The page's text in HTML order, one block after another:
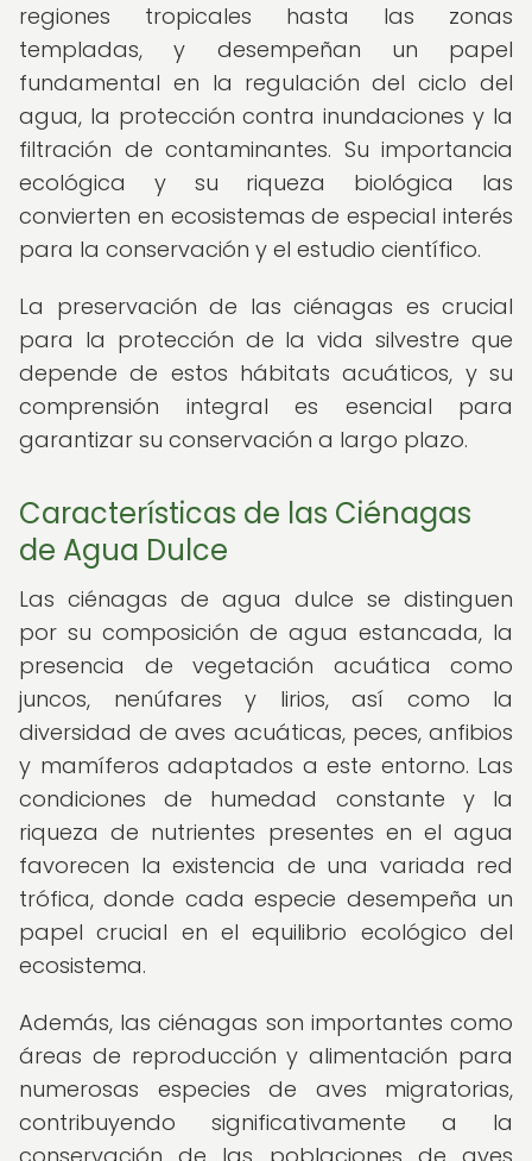
regiones tropicales hasta las zonas
templadas, y desempeñan un papel
fundamental en la regulación del ciclo del
agua, la protección contra inundaciones y la
filtración de contaminantes. Su importancia
ecológica y su riqueza biológica las
convierten en ecosistemas de especial interés
para la conservación y el estudio científico.
La preservación de las ciénagas es crucial
para la protección de la vida silvestre que
depende de estos hábitats acuáticos, y su
comprensión integral es esencial para
garantizar su conservación a largo plazo.
Características de las Ciénagas
de Agua Dulce
Las ciénagas de agua dulce se distinguen
por su composición de agua estancada, la
presencia de vegetación acuática como
juncos, nenúfares y lirios, así como la
diversidad de aves acuáticas, peces, anfibios
y mamíferos adaptados a este entorno. Las
condiciones de humedad constante y la
riqueza de nutrientes presentes en el agua
favorecen la existencia de una variada red
trófica, donde cada especie desempeña un
papel crucial en el equilibrio ecológico del
ecosistema.
Además, las ciénagas son importantes como
áreas de reproducción y alimentación para
numerosas especies de aves migratorias,
contribuyendo significativamente a la